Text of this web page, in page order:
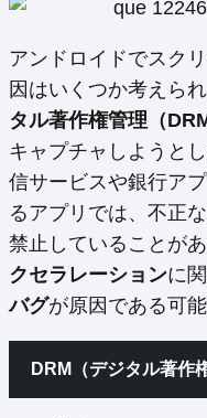
アンドロイドでスク
因はいくつか考えら
タル著作権管理（DRM
キャプチャしようと
信サービスや銀行ア
るアプリでは、不正
禁止していることが
クセラレーションに
バグが原因である可
DRM（デジタル著作